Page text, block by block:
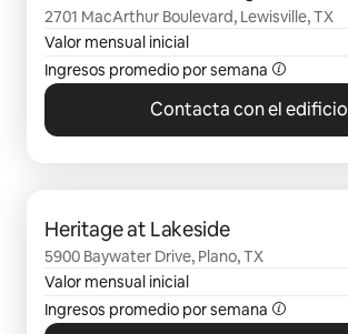
2701 MacArthur Boulevard, Lewisville, TX
Valor mensual inicial
Ingresos promedio por semana
Contacta con el edificio
Heritage at Lakeside
5900 Baywater Drive, Plano, TX
Valor mensual inicial
Ingresos promedio por semana